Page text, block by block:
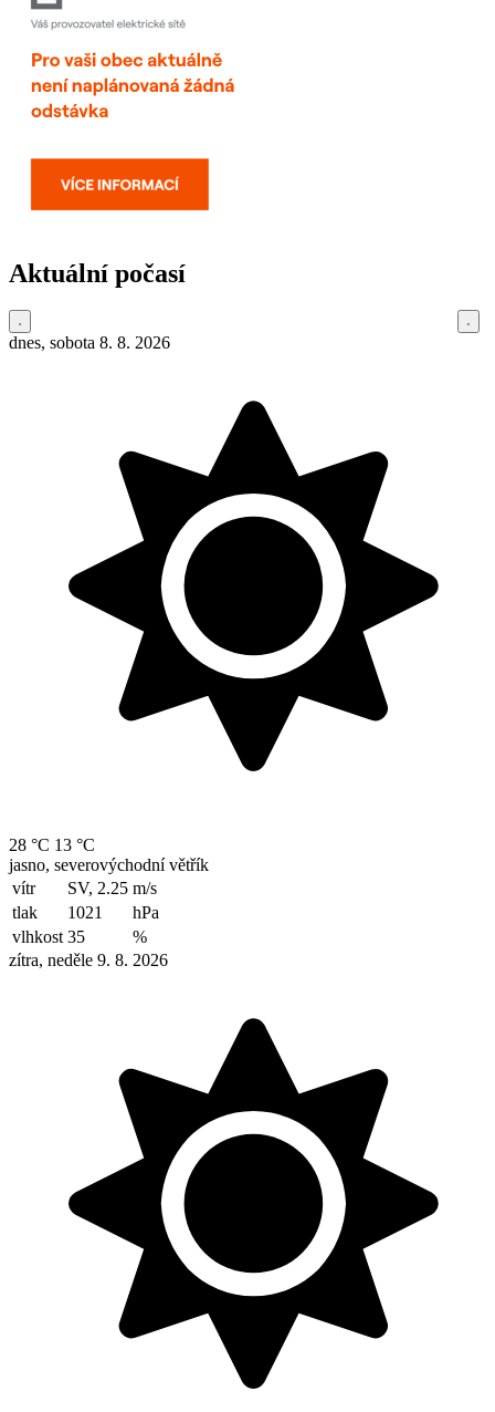
Aktuální počasí
dnes, sobota 8. 8. 2026
28 °C 13 °C
jasno, severovýchodní větřík
vítr
SV, 2.25 m/s
tlak
1021
hPa
vlhkost 35
%
zítra, neděle 9. 8. 2026